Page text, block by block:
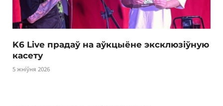
K6 Live прадаў на аўкцыёне эксклюзіўную
касету
5 жніўня 2026